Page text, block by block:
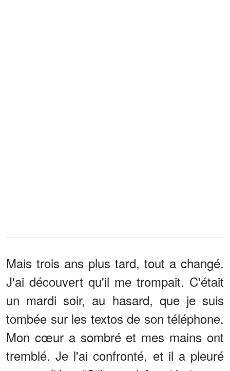
Mais trois ans plus tard, tout a changé.
J'ai découvert qu'il me trompait. C'était
un mardi soir, au hasard, que je suis
tombée sur les textos de son téléphone.
Mon cœur a sombré et mes mains ont
tremblé. Je l'ai confronté, et il a pleuré